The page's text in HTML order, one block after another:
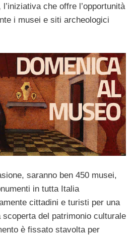
l’iniziativa che offre l’opportunità
i musei e siti archeologici
saranno ben 450 musei,
in tutta Italia
cittadini e turisti per una
del patrimonio culturale
è fissato stavolta per